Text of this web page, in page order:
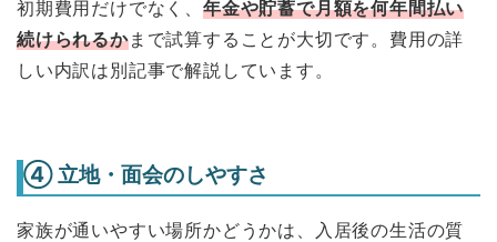
初期費用だけでなく、 年金や貯蓄で月額を何年間払い
続けられるかまで試算することが大切です。費用の詳
しい内訳は別記事で解説しています。
④ 立地・面会のしやすさ
家族が通いやすい場所かどうかは、入居後の生活の質